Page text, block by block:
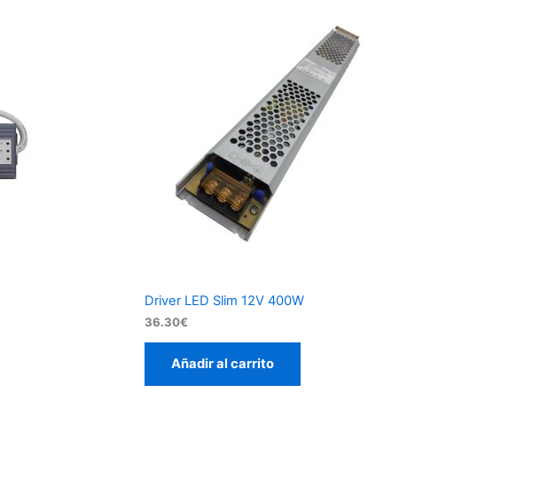
Driver LED Slim 12V 400W
36.30€
Añadir al carrito